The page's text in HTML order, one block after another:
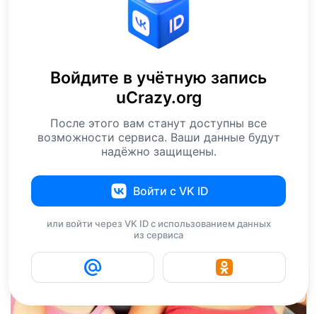
Войдите в учётную запись
uCrazy.org
После этого вам станут доступны все
возможности сервиса. Ваши данные будут
надёжно защищены.
Войти с VK ID
или войти через VK ID с использованием данных
из сервиса